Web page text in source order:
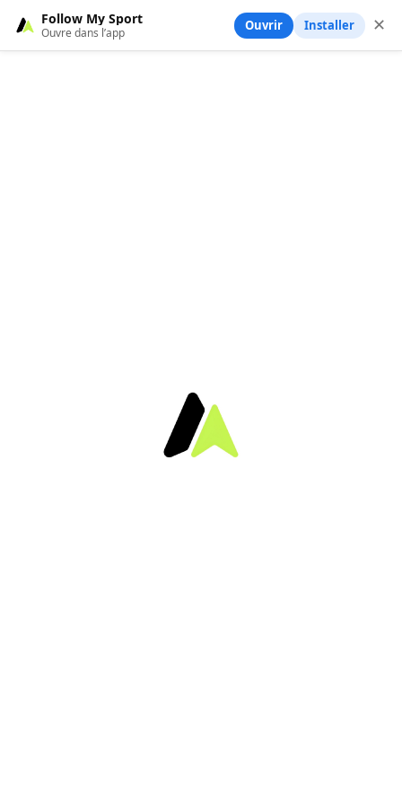
Follow My Sport
Ouvre dans l’app Ouvrir Installer ✕